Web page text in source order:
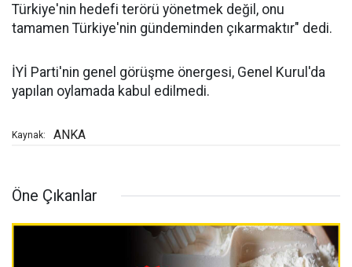
Türkiye'nin hedefi terörü yönetmek değil, onu
tamamen Türkiye'nin gündeminden çıkarmaktır" dedi.
İYİ Parti'nin genel görüşme önergesi, Genel Kurul'da
yapılan oylamada kabul edilmedi.
Kaynak: ANKA
Öne Çıkanlar